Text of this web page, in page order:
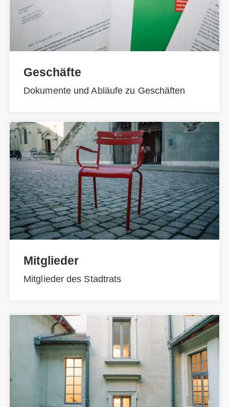
Geschäfte
Dokumente und Abläufe zu Geschäften
Mitglieder
Mitglieder des Stadtrats